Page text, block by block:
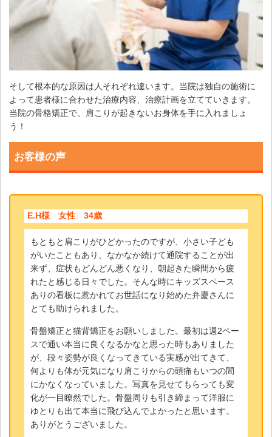
そして根本的な原因は人それぞれ違います。当院は独自の施術に
よって患者様に合わせた治療内容、治療計画を立てていきます。
当院の骨格矯正で、肩こりが起きないお身体を手に入れましょ
う！
お客様の声
E.H様 女性 34歳
もともと肩こりがひどかったのですが、小さい子ども
がいたこともあり、なかなか続けて通院することが出
来ず、症状もどんどん悪くなり、朝起きた瞬間から疲
れたと感じる日々でした。そんな時にキッズスペース
ありの看板に惹かれてお世話になり始めた弁慶さんに
とても助けられました。
骨盤矯正と猫背矯正をお願いしました。最初は週2ペー
スで通い本当に良くなるかなと思った時もありました
が、段々姿勢が良くなってきている実感が出てきて、
何よりも体が元気になり肩こりからの頭痛もいつの間
にかなくなっていました。写真を見せてもらっても変
化が一目瞭然でした。骨盤周りも引き締まって洋服に
ゆとりも出て本当に飛び込んでよかったと思います。
ありがとうございました。